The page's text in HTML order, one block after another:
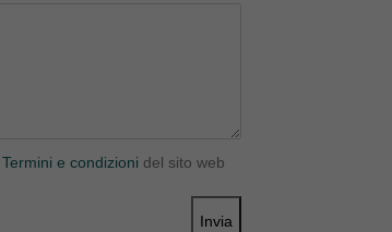
Termini e condizioni del sito web
Invia